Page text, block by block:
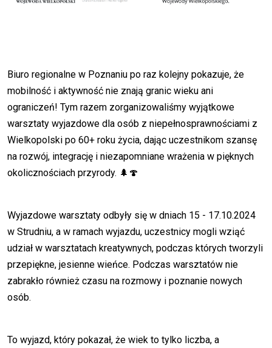
Biuro regionalne w Poznaniu po raz kolejny pokazuje, że
mobilność i aktywność nie znają granic wieku ani
ograniczeń! Tym razem zorganizowaliśmy wyjątkowe
warsztaty wyjazdowe dla osób z niepełnosprawnościami z
Wielkopolski po 60+ roku życia, dając uczestnikom szansę
na rozwój, integrację i niezapomniane wrażenia w pięknych
okolicznościach przyrody. 🌲🍄
Wyjazdowe warsztaty odbyły się w dniach 15 - 17.10.2024
w Strudniu, a w ramach wyjazdu, uczestnicy mogli wziąć
udział w warsztatach kreatywnych, podczas których tworzyli
przepiękne, jesienne wieńce. Podczas warsztatów nie
zabrakło również czasu na rozmowy i poznanie nowych
osób.
To wyjazd, który pokazał, że wiek to tylko liczba, a